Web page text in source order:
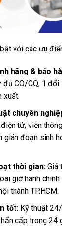
với các ưu
hãng & bảo
đủ CO/CQ, 1 đổi
xuất.
chuyên
tử, viễn
gián đoạn sinh
thời gian:Giá
giờ hành
thành TP.HCM.
tốt:Kỹ thuật 24/
cấp trong 24